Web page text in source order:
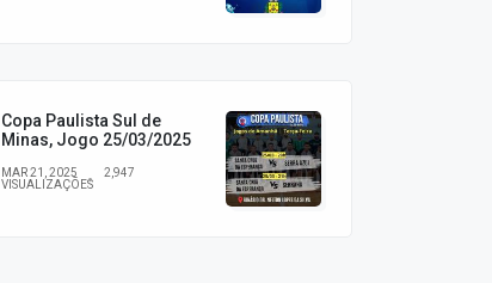
Copa Paulista Sul de
Minas, Jogo 25/03/2025
MAR 21, 2025
2,947
VISUALIZAÇÕES